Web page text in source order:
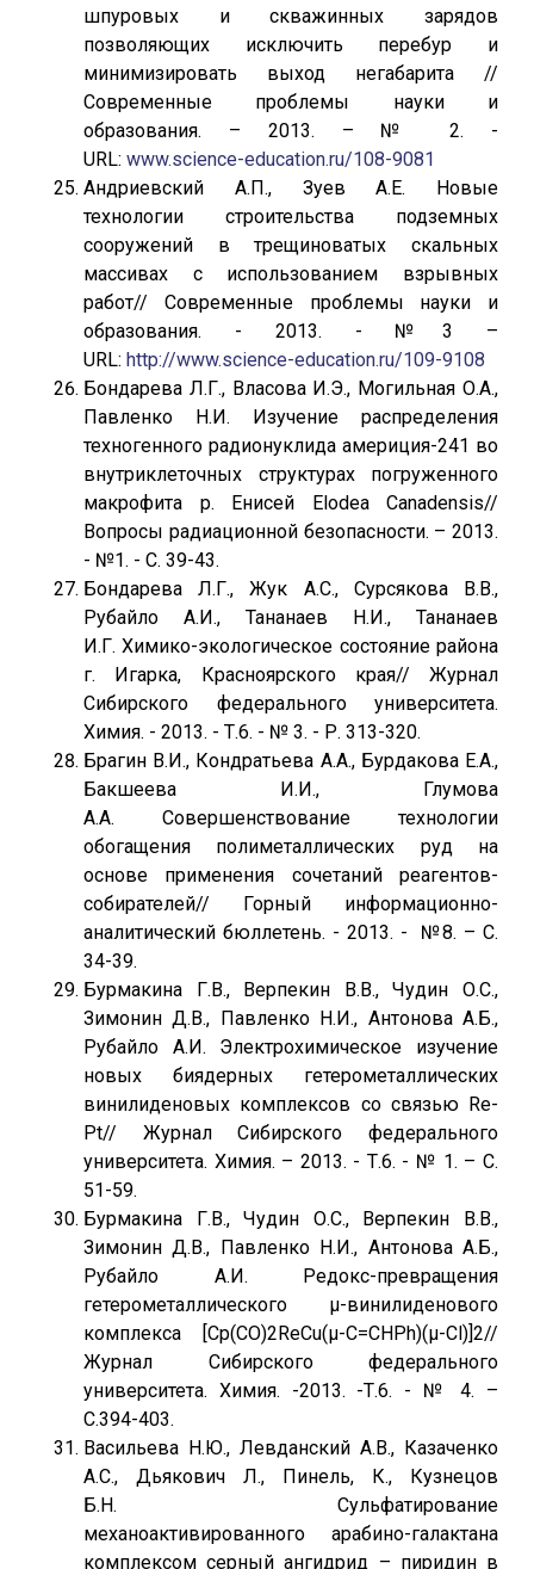
шпуровых и скважинных зарядов
позволяющих исключить перебур и
минимизировать выход негабарита //
Современные проблемы науки и
образования. – 2013. – № 2. -
URL: www.science-education.ru/108-9081
Андриевский А.П., Зуев А.Е. Новые
технологии строительства подземных
сооружений в трещиноватых скальных
массивах с использованием взрывных
работ// Современные проблемы науки и
образования. - 2013. - №3 –
URL: http://www.science-education.ru/109-9108
Бондарева Л.Г., Власова И.Э., Могильная О.А.,
Павленко Н.И. Изучение распределения
техногенного радионуклида америция-241 во
внутриклеточных структурах погруженного
макрофита р. Енисей Elodea Canadensis//
Вопросы радиационной безопасности. – 2013.
- №1. - С. 39-43.
Бондарева Л.Г., Жук А.С., Сурсякова В.В.,
Рубайло А.И., Тананаев Н.И., Тананаев
И.Г. Химико-экологическое состояние района
г. Игарка, Красноярского края// Журнал
Сибирского федерального университета.
Химия. - 2013. - Т.6. - № 3. - Р. 313-320.
Брагин В.И., Кондратьева А.А., Бурдакова Е.А.,
Бакшеева И.И., Глумова
А.А. Совершенствование технологии
обогащения полиметаллических руд на
основе применения сочетаний реагентов-
собирателей// Горный информационно-
аналитический бюллетень. - 2013. - №8. – С.
34-39.
Бурмакина Г.В., Верпекин В.В., Чудин О.С.,
Зимонин Д.В., Павленко Н.И., Антонова А.Б.,
Рубайло А.И. Электрохимическое изучение
новых биядерных гетерометаллических
винилиденовых комплексов со связью Re-
Pt// Журнал Сибирского федерального
университета. Химия. – 2013. - Т.6. - № 1. – С.
51-59.
Бурмакина Г.В., Чудин О.С., Верпекин В.В.,
Зимонин Д.В., Павленко Н.И., Антонова А.Б.,
Рубайло А.И. Редокс-превращения
гетерометаллического μ-винилиденового
комплекса [Cp(CO)2ReCu(μ-C=CHPh)(μ-Cl)]2//
Журнал Сибирского федерального
университета. Химия. -2013. -Т.6. - № 4. –
С.394-403.
Васильева Н.Ю., Левданский А.В., Казаченко
А.С., Дьякович Л., Пинель, К., Кузнецов
Б.Н. Сульфатирование
механоактивированного арабино-галактана
комплексом серный ангидрид – пиридин в